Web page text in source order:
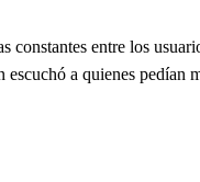
constantes entre los
a quienes pedían